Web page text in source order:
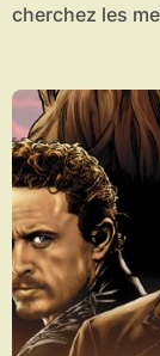
cherchez les